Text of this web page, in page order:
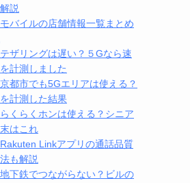
説
バイルの店舗情報一覧まとめ
ザリングは遅い？５Gなら速
計測しました
都市でも5Gエリアは使える？
計測した結果
くらくホンは使える？シニア
はこれ
Linkアプリの通話品質
も解説
下鉄でつながらない？ビルの